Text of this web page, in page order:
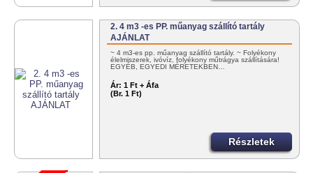
2. 4 m3 -es PP. műanyag szállító tartály
AJÁNLAT
~ 4 m3-es pp. műanyag szállító tartály. ~ Folyékony
élelmiszerek, ivóvíz, folyékony műtrágya szállítására!
EGYÉB, EGYEDI MÉRETEKBEN…
Ár: 1 Ft + Áfa
(Br. 1 Ft)
Részletek